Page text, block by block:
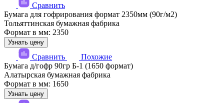
Сравнить
Бумага для гофрирования формат 2350мм (90г/м2)
Тольяттинская бумажная фабрика
Формат в мм: 2350
Узнать цену
Сравнить
Похожие
Бумага д/гофр 90гр Б-1 (1650 формат)
Алатырская бумажная фабрика
Формат в мм: 1650
Узнать цену